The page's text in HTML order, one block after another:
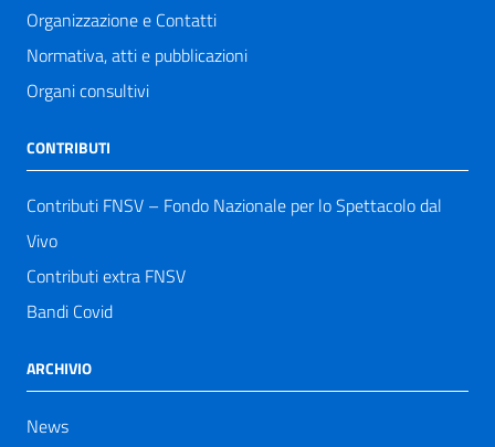
Organizzazione e Contatti
Normativa, atti e pubblicazioni
Organi consultivi
CONTRIBUTI
Contributi FNSV – Fondo Nazionale per lo Spettacolo dal
Vivo
Contributi extra FNSV
Bandi Covid
ARCHIVIO
News